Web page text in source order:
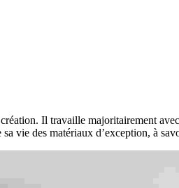
Il travaille majoritairement
vie des matériaux d’exception, à